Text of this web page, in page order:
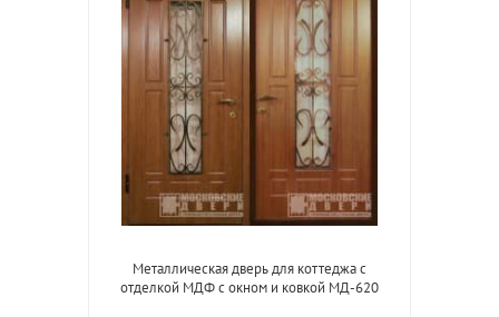
Металлическая дверь для коттеджа с
отделкой МДФ с окном и ковкой МД-620